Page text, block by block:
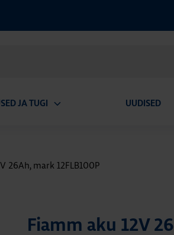
JA TUGI UUDISED
26Ah, mark 12FLB100P
Fiamm aku 12V